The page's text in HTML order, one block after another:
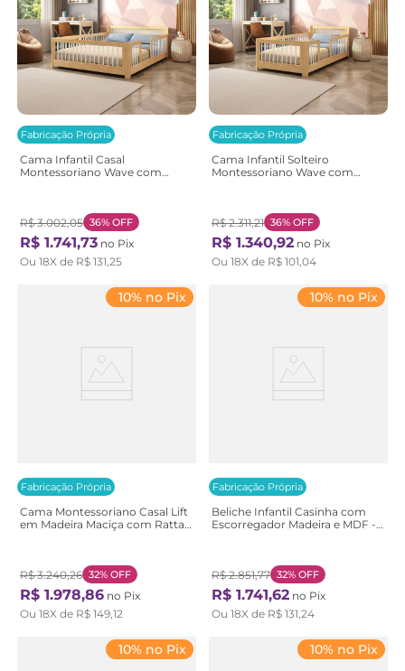
Fabricação Própria
Cama Infantil Casal
Montessoriano Wave com
Natural/Branco
R$ 3.002,05 36% OFF
R$ 1.741,73 no Pix
Ou 18X de R$ 131,25
Fabricação Própria
Cama Infantil Solteiro
Montessoriano Wave com
Natural/Branco
R$ 2.311,21 36% OFF
R$ 1.340,92 no Pix
Ou 18X de R$ 101,04
Fabricação Própria
10% no Pix
Cama Montessoriano Casal Lift
em Madeira Maciça com Rattan
Branco/Natural
R$ 3.240,26 32% OFF
R$ 1.978,86 no Pix
Ou 18X de R$ 149,12
Fabricação Própria
10% no Pix
Beliche Infantil Casinha com
Escorregador Madeira e MDF -
R$ 2.851,77 32% OFF
R$ 1.741,62 no Pix
Ou 18X de R$ 131,24
10% no Pix 10% no Pix